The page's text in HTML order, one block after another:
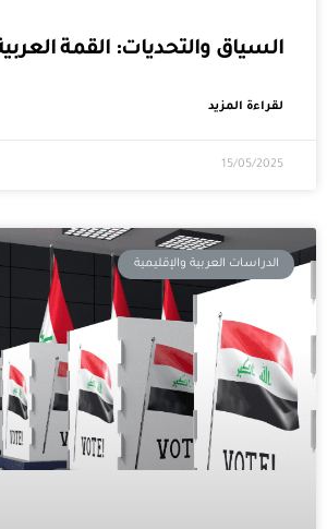
السياق والتحديات: القمة
لقراءة المزيد
15/05/2025
الدراسات العربية والإقليمية